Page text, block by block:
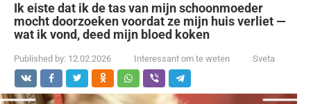
Ik eiste dat ik de tas van mijn schoonmoeder
mocht doorzoeken voordat ze mijn huis verliet —
wat ik vond, deed mijn bloed koken
Published by: 12.02.2026 Interessant om te weten Sveta